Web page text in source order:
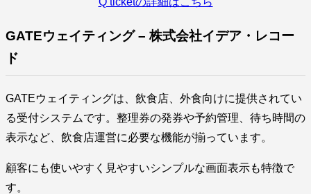
GATEウェイティング – 株式会社イデア・レコー
ド
GATEウェイティングは、飲食店、外食向けに提供されてい
る受付システムです。整理券の発券や予約管理、待ち時間の
表示など、飲食店運営に必要な機能が揃っています。
顧客にも使いやすく見やすいシンプルな画面表示も特徴で
す。